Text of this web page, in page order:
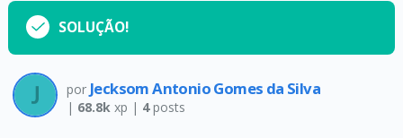
SOLUÇÃO!
por Jecksom Antonio Gomes da Silva
| 68.8kxp | 4posts